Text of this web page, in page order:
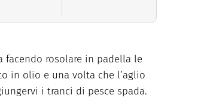
facendo rosolare in padella le
in olio e una volta che l’aglio
i tranci di pesce spada.